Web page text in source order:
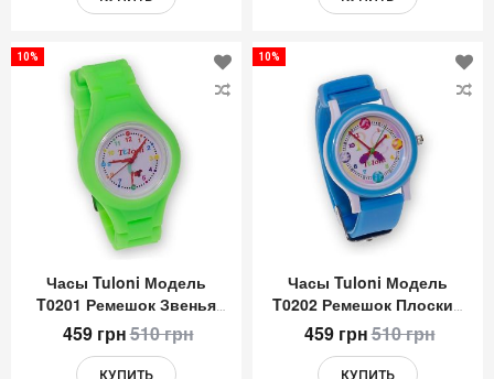
10%
Добавить
Часы Tuloni Модель
T0201 Ремешок Звенья
Цвет Зеленый
459 грн510 грн
10%
Часы Tuloni Модель
T0202 Ремешок Плоский
Цвет Голубой
459 грн510 грн